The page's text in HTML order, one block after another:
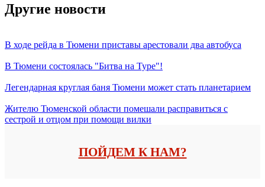
Другие новости
В ходе рейда в Тюмени приставы арестовали два автобуса
В Тюмени состоялась "Битва на Туре"!
Легендарная круглая баня Тюмени может стать планетарием
Жителю Тюменской области помешали расправиться с
сестрой и отцом при помощи вилки
ПОЙДЕМ К НАМ?